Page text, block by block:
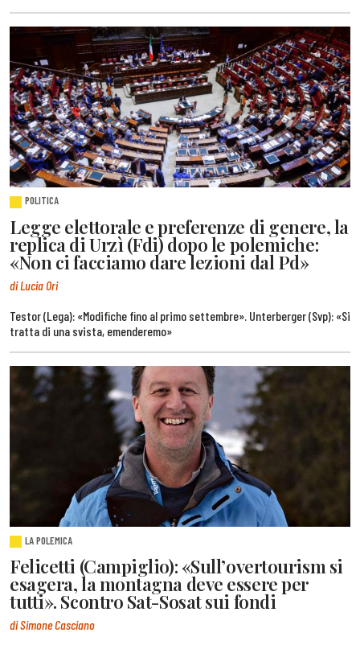
POLITICA
Legge elettorale e preferenze di genere, la
replica di Urzì (Fdi) dopo le polemiche:
«Non ci facciamo dare lezioni dal Pd»
di Lucia Ori
Testor (Lega): «Modifiche fino al primo settembre». Unterberger (Svp): «Si
tratta di una svista, emenderemo»
LA POLEMICA
Felicetti (Campiglio): «Sull’overtourism si
esagera, la montagna deve essere per
tutti». Scontro Sat-Sosat sui fondi
di Simone Casciano